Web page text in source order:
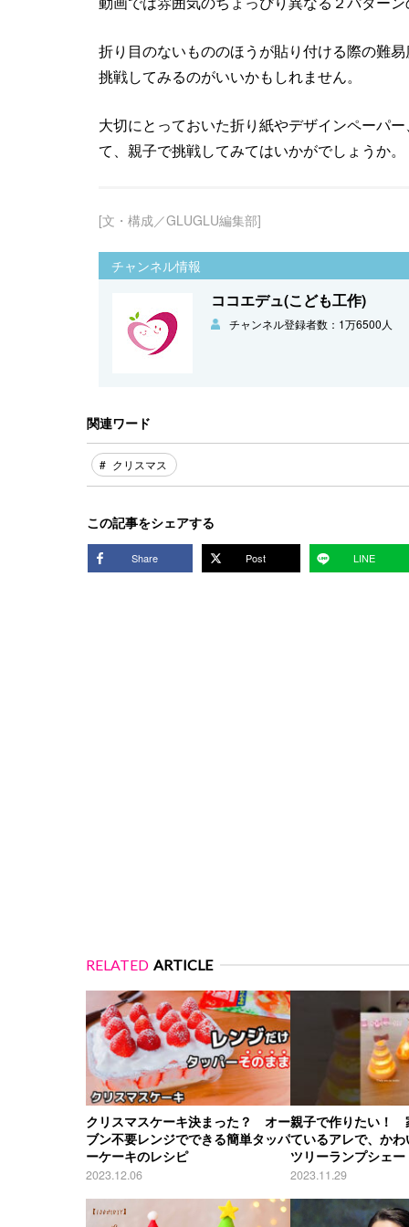
折り目のないもののほうが貼り付ける際の難
挑戦してみるのがいいかもしれません。
大切にとっておいた折り紙やデザインペーパ
て、親子で挑戦してみてはいかがでしょうか。
[文・構成／GLUGLU編集部]
チャンネル情報
ココエデュ(こども工作)
チャンネル登録者数：1万6500人
関連ワード
クリスマス
この記事をシェアする
Share Post LINE
RELATED ARTICLE
クリスマスケーキ決まった？ オー
ブン不要レンジでできる簡単タッパ
ーケーキのレシピ
2023.12.06
親子で作りたい！
ているアレで、か
ツリーランプシェ
2023.11.29